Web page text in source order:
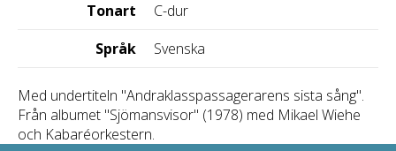
Tonart
C-dur
Språk
Svenska
Med undertiteln "Andraklasspassagerarens sista sång".
Från albumet "Sjömansvisor" (1978) med Mikael Wiehe
och Kabaréorkestern.